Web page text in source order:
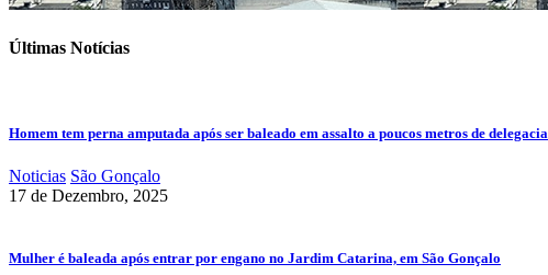
Últimas Notícias
Homem tem perna amputada após ser baleado em assalto a poucos metros de delegacia
Noticias São Gonçalo
17 de Dezembro, 2025
Mulher é baleada após entrar por engano no Jardim Catarina, em São Gonçalo